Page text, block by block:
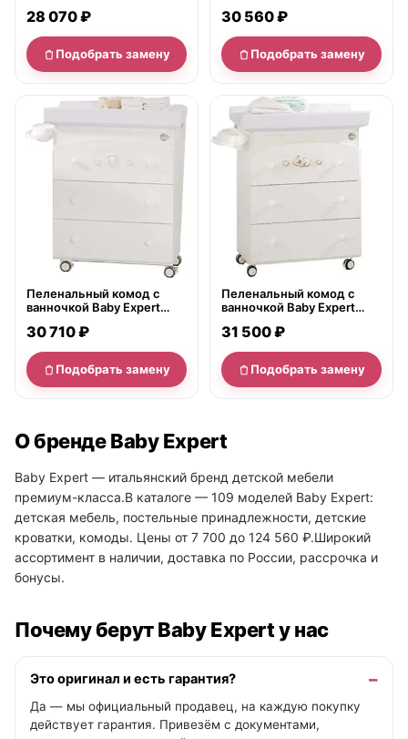
28 070 ₽
Подобрать замену
30 560 ₽
Подобрать замену
Пеленальный комод с
ванночкой Baby Expert
30 710 ₽
Подобрать замену
нет в продаже
Пеленальный комод с
ванночкой Baby Expert
31 500 ₽
Подобрать замену
О бренде Baby Expert
Baby Expert — итальянский бренд детской мебели
премиум-класса.В каталоге — 109 моделей Baby Expert:
детская мебель, постельные принадлежности, детские
кроватки, комоды. Цены от 7 700 до 124 560 ₽.Широкий
ассортимент в наличии, доставка по России, рассрочка и
бонусы.
Почему берут Baby Expert у нас
Это оригинал и есть гарантия?
Да — мы официальный продавец, на каждую покупку
действует гарантия. Привезём с документами,